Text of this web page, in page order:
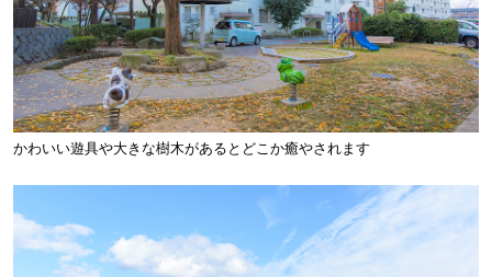
かわいい遊具や大きな樹木があるとどこか癒やされます